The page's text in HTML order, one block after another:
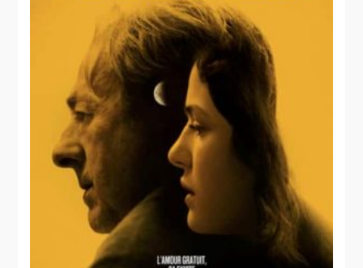
Caboose